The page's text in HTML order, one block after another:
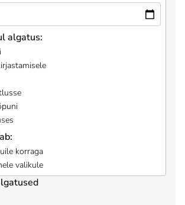
algatus:
korraga
valikule